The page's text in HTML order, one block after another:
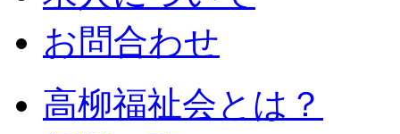
お問合わせ
高柳福祉会とは？